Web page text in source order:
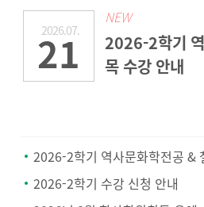
2026.07.
21
NEW
2026-2학기
목 수강 안내
2026-2학기 역사문화학전공 & 철학상담학
2026-2학기 수강 신청 안내